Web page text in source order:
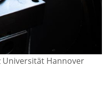
Universität Hannover